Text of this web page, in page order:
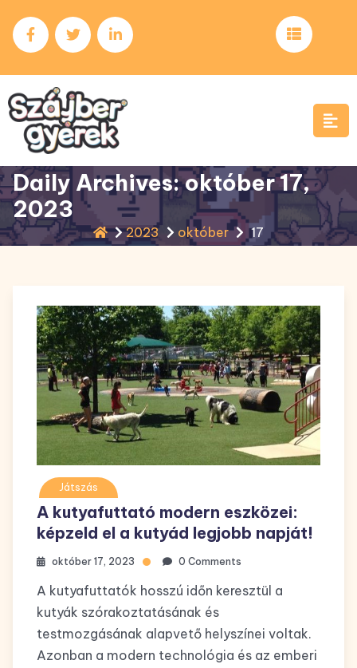
to
content
Daily Archives: október 17,
2023
2023 október 17
Játszás
A kutyafuttató modern eszközei:
képzeld el a kutyád legjobb napját!
október 17, 2023 0 Comments
A kutyafuttatók hosszú időn keresztül a
kutyák szórakoztatásának és
testmozgásának alapvető helyszínei voltak.
Azonban a modern technológia és az emberi